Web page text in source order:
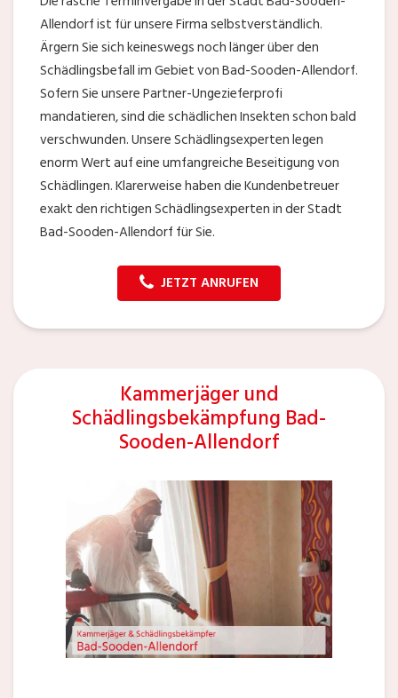
Allendorf ist für unsere Firma selbstverständlich.
Ärgern Sie sich keineswegs noch länger über den
Schädlingsbefall im Gebiet von Bad-Sooden-Allendorf.
Sofern Sie unsere Partner-Ungezieferprofi
mandatieren, sind die schädlichen Insekten schon bald
verschwunden. Unsere Schädlingsexperten legen
enorm Wert auf eine umfangreiche Beseitigung von
Schädlingen. Klarerweise haben die Kundenbetreuer
exakt den richtigen Schädlingsexperten in der Stadt
Bad-Sooden-Allendorf für Sie.
JETZT ANRUFEN
Kammerjäger und
Schädlingsbekämpfung Bad-
Sooden-Allendorf